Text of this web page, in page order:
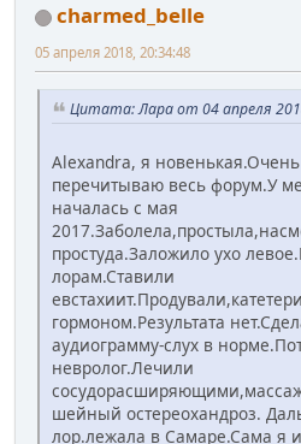
charmed_belle
05 апреля 2018, 20:34:48
Цитата: Лара от 04 апреля
Alexandra, я
перечитываю весь форум.У
началась с мая
простуда.Заложило ухо
лорам.Ставили
гормоном.Результата
аудиограмму-слух в
невролог.Лечили
шейный остереохандроз.
лор.лежала в Самаре.Сама я